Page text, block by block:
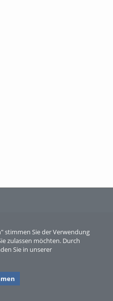
stimmen Sie der Verwendung
zulassen möchten. Durch
Sie in unserer
Sperber